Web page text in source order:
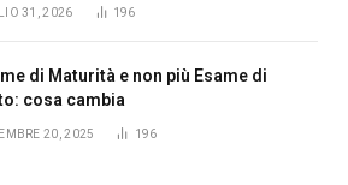
31, 2026 196
di Maturità e non più Esame di
cosa cambia
20, 2025 196